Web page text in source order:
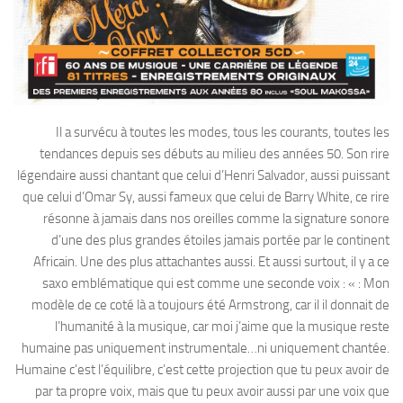
Il a survécu à toutes les modes, tous les courants, toutes les
tendances depuis ses débuts au milieu des années 50. Son rire
légendaire aussi chantant que celui d’Henri Salvador, aussi puissant
que celui d’Omar Sy, aussi fameux que celui de Barry White, ce rire
résonne à jamais dans nos oreilles comme la signature sonore
d’une des plus grandes étoiles jamais portée par le continent
Africain. Une des plus attachantes aussi. Et aussi surtout, il y a ce
saxo emblématique qui est comme une seconde voix : « : Mon
modèle de ce coté là a toujours été Armstrong, car il il donnait de
l’humanité à la musique, car moi j’aime que la musique reste
humaine pas uniquement instrumentale…ni uniquement chantée.
Humaine c’est l’équilibre, c’est cette projection que tu peux avoir de
par ta propre voix, mais que tu peux avoir aussi par une voix que